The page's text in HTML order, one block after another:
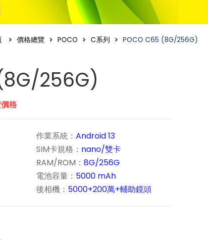
價格總覽 POCO C系列 POCO C65 (8G/256G)
256G)
格
作業系統： Android 13
SIM卡規格： nano/雙卡
RAM/ROM： 8G/256G
電池容量： 5000 mAh
後相機： 5000+200萬+輔助鏡頭